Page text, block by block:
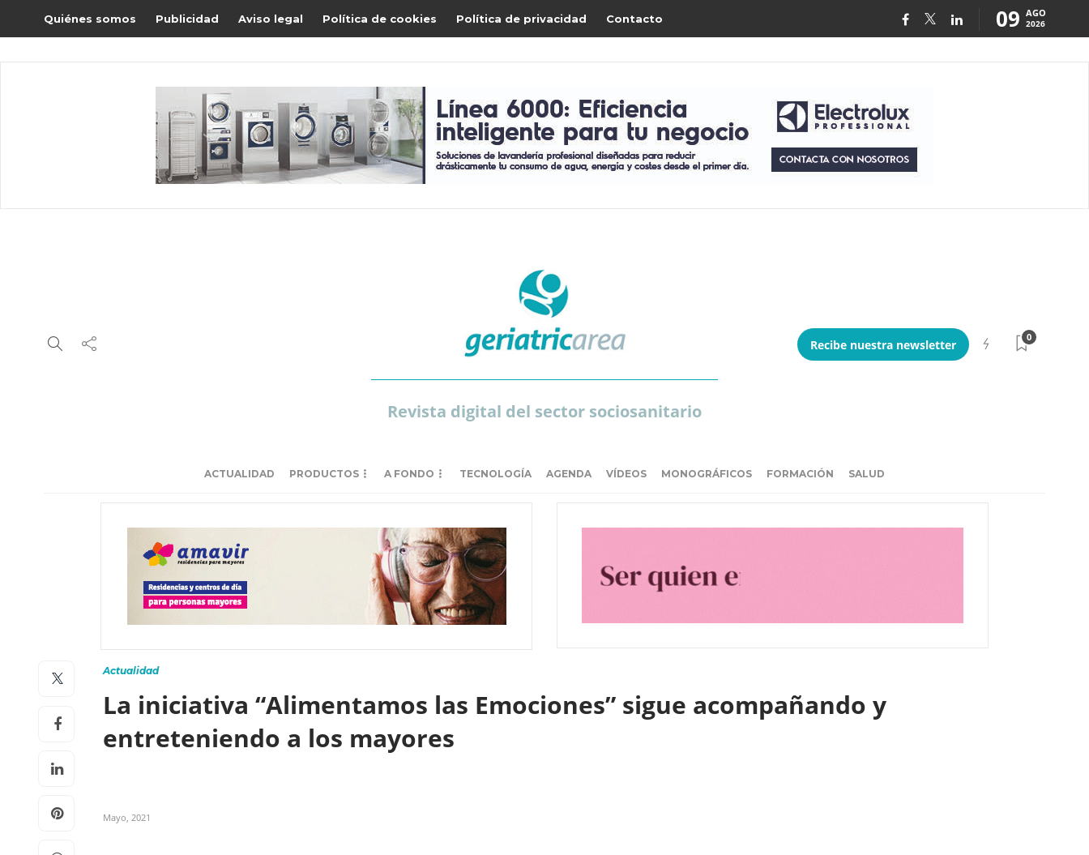
Quiénes somos Publicidad Aviso legal Política de cookies Política de privacidad Contacto 09 AGO
2026
Revista digital del sector sociosanitario
Recibe nuestra newsletter
0
ACTUALIDAD PRODUCTOS A FONDO TECNOLOGÍA AGENDA VÍDEOS MONOGRÁFICOS FORMACIÓN SALUD
Actualidad
La iniciativa “Alimentamos las Emociones” sigue acompañando y
entreteniendo a los mayores
Mayo, 2021